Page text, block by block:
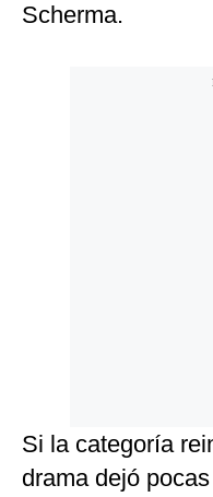
Scherma.
Si la categoría
drama dejó